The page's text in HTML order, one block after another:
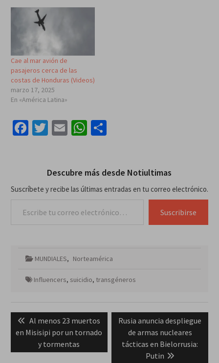
Cae al mar avión de
pasajeros cerca de las
costas de Honduras (Videos)
marzo 17, 2025
En «América Latina»
Facebook
Twitter
EmailWhatsApp
Compartir
Descubre más desde Notiultimas
Suscríbete y recibe las últimas entradas en tu correo electrónico.
Suscribirse
MUNDIALES, Norteamérica
Influencers, suicidio, transgéneros
de
entradas
Previous
post:
Al menos 23 muertos
en Misisipi por un tornado
y tormentas
Next
post:
Rusia anuncia despliegue
de armas nucleares
tácticas en Bielorrusia:
Putin